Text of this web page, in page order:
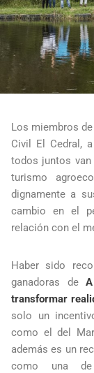
Los miembros
Civil El Cedral,
todos juntos van
turismo
dignamente a
cambio en el
relación con el
Haber sido
ganadoras de
transformar
solo un
como el del
además es un
como una de